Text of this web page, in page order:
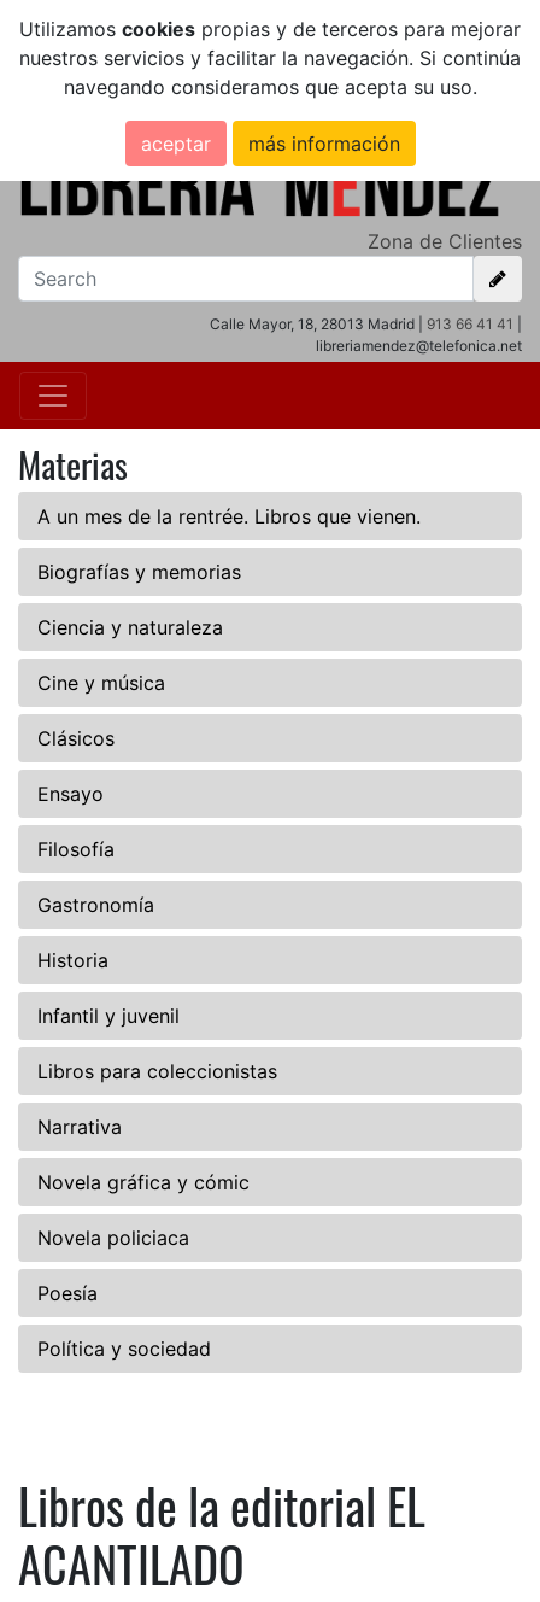
Utilizamos cookies propias y de terceros para mejorar
nuestros servicios y facilitar la navegación. Si continúa
navegando consideramos que acepta su uso.
aceptar más información
Zona de Clientes
Calle Mayor, 18, 28013 Madrid | 913 66 41 41
libreriamendez@telefonica.net
Materias
A un mes de la rentrée. Libros que vienen.
Biografías y memorias
Ciencia y naturaleza
Cine y música
Clásicos
Ensayo
Filosofía
Gastronomía
Historia
Infantil y juvenil
Libros para coleccionistas
Narrativa
Novela gráfica y cómic
Novela policiaca
Poesía
Política y sociedad
Libros de la editorial EL
ACANTILADO